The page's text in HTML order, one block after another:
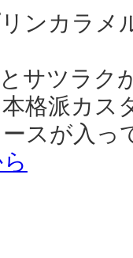
リンカラ
サツラク
格派カス
スが入っ